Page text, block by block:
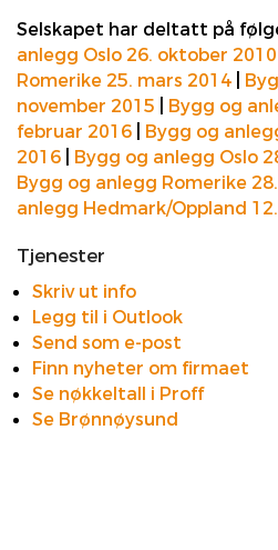
Selskapet har deltatt på
anlegg Oslo 26. oktober 2010
Romerike 25. mars 2014
november 2015
Bygg og
februar 2016
Bygg og
2016
Bygg og anlegg Oslo
Bygg og anlegg Romerike
anlegg Hedmark/Oppland
Tjenester
Skriv ut info
Legg til i Outlook
Send som e-post
Finn nyheter om firmaet
Se nøkkeltall i Proff
Se Brønnøysund